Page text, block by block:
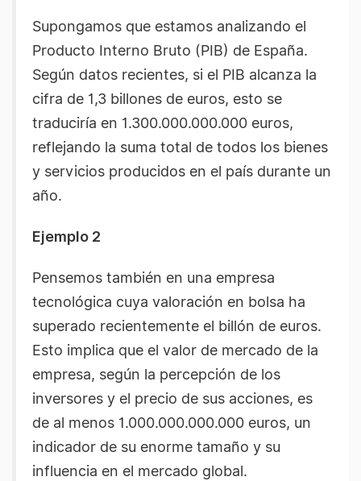
Supongamos que estamos analizando el
Producto Interno Bruto (PIB) de España.
Según datos recientes, si el PIB alcanza la
cifra de 1,3 billones de euros, esto se
traduciría en 1.300.000.000.000 euros,
reflejando la suma total de todos los bienes
y servicios producidos en el país durante un
año.
Ejemplo 2
Pensemos también en una empresa
tecnológica cuya valoración en bolsa ha
superado recientemente el billón de euros.
Esto implica que el valor de mercado de la
empresa, según la percepción de los
inversores y el precio de sus acciones, es
de al menos 1.000.000.000.000 euros, un
indicador de su enorme tamaño y su
influencia en el mercado global.